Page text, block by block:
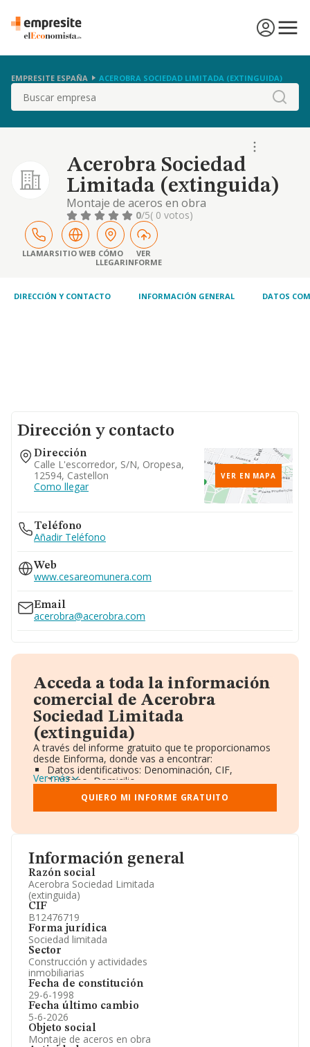
EMPRESITE ESPAÑA ACEROBRA SOCIEDAD LIMITADA (EXTINGUIDA)
Buscar
Acerobra Sociedad
Limitada (extinguida)
Montaje de aceros en obra
0/5( 0 votos)
LLAMARSITIO WEB CÓMO
LLEGAR
VER
INFORME
DIRECCIÓN Y CONTACTO INFORMACIÓN GENERAL DATOS
Información general
Razón social
Acerobra Sociedad Limitada
(extinguida)
CIF
B12476719
Forma jurídica
Sociedad limitada
Sector
Construcción y actividades
inmobiliarias
Fecha de constitución
29-6-1998
Fecha último cambio
5-6-2026
Objeto social
Montaje de aceros en obra
Dirección y contacto
Dirección
Calle L'escorredor, S/n, Oropesa,
12594, Castellon
Como llegar
VER EN MAPA
Teléfono
Añadir Teléfono
Web
www.cesareomunera.com
Email
acerobra@acerobra.com
Acceda a toda la información
comercial de Acerobra
Sociedad Limitada
(extinguida)
A través del informe gratuito que te proporcionamos
desde Einforma, donde vas a encontrar:
Datos identificativos: Denominación, CIF,
Teléfono, Domicilio.
Informe Mercantil Completo (BORME).
Gráficos de Evolución Ventas y Empleados.
Consejo de Administración y Administradores.
Accionistas.
Artículos de prensa publicados sobre la empresa.
Información oficial y registral complementaria.
Ver más
QUIERO MI INFORME GRATUITO